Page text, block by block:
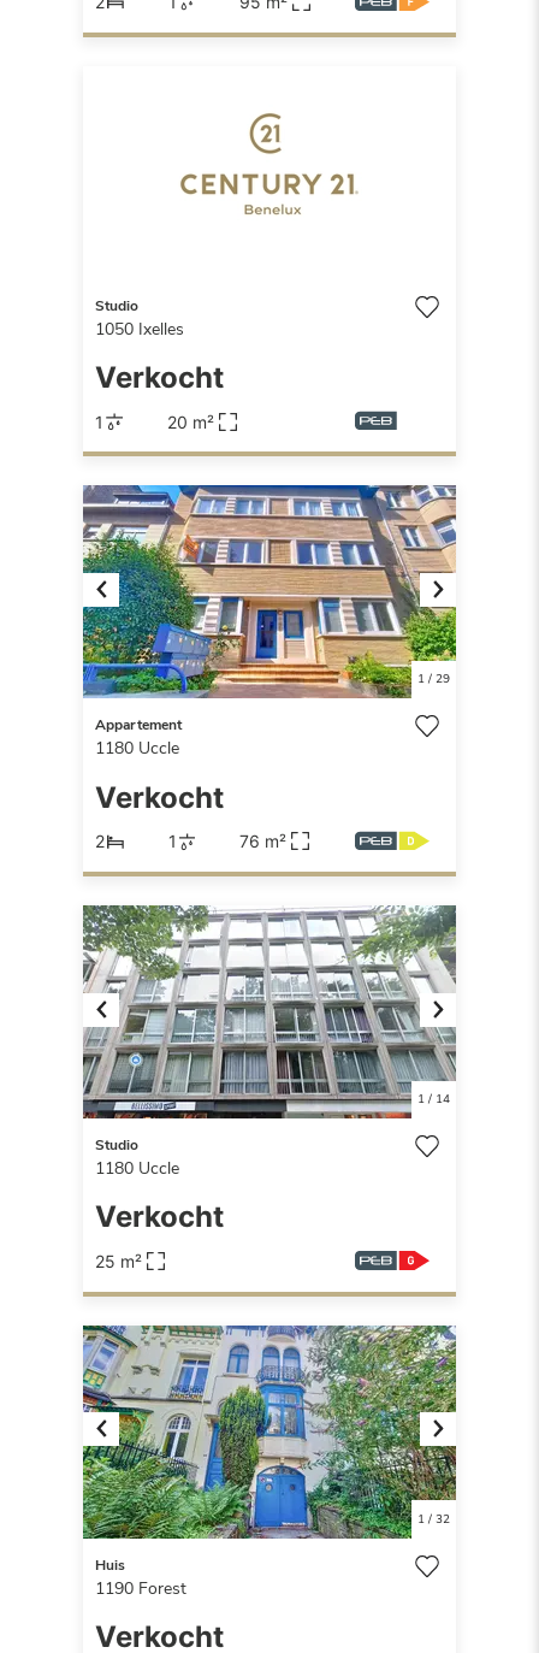
Studio
1050 Ixelles
Verkocht
1 20 m²
Previous Next
1/ 29
Appartement
1180 Uccle
Verkocht
2 1 76 m²
Previous Next
1/ 14
Studio
1180 Uccle
Verkocht
25 m²
Previous Next
1/ 32
Huis
1190 Forest
Verkocht